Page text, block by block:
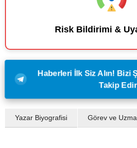
Risk Bildirimi &
Haberleri İlk Siz Alın! Bizi
Takip
Yazar Biyografisi Görev ve